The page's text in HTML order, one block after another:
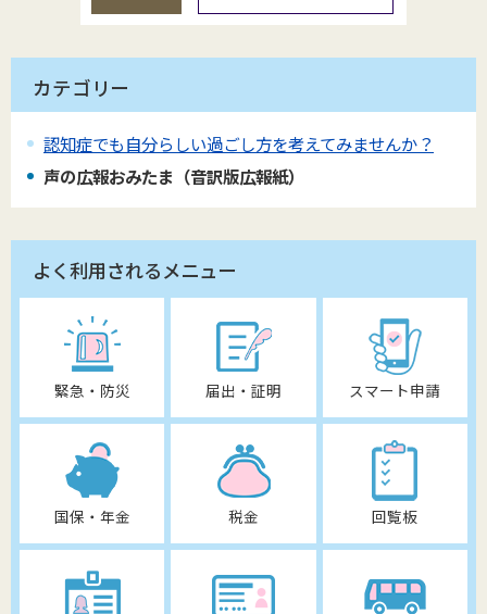
カテゴリー
認知症でも自分らしい過ごし方を考えてみませんか？
声の広報おみたま（音訳版広報紙）
よく利用されるメニュー
緊急・防災 届出・証明 スマート申請
国保・年金 税金 回覧板